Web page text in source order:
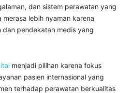
dan sistem perawatan yang
merasa lebih nyaman karena
dan pendekatan medis yang
menjadi pilihan karena fokus
pasien internasional yang
terhadap perawatan berkualitas